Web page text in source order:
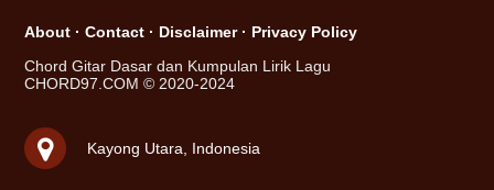
About · Contact · Disclaimer· Privacy Policy
Chord Gitar Dasar dan Kumpulan Lirik Lagu
CHORD97.COM © 2020-2024
Kayong Utara, Indonesia